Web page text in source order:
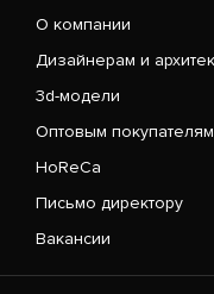
О компании
Дизайнерам и
3d-модели
Оптовым покупателям
HoReCa
Письмо директору
Вакансии